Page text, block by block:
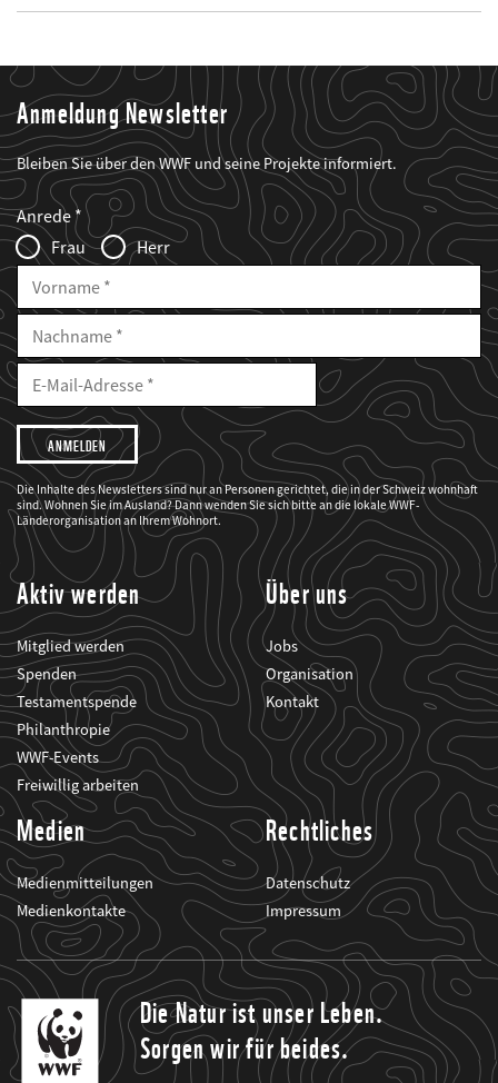
Anmeldung Newsletter
Bleiben Sie über den WWF und seine Projekte informiert.
Web2Case
Infofelder
Fieldset
anrede_name
Anrede
Frau
Herr
Vorname
Nachname
E-
Mailadresse
E-
Adresse
Ich
möchte,
dass
der
WWF
mich
über
seine
Projekte
informiert.
Die Inhalte des Newsletters sind nur an Personen gerichtet, die in der Schweiz wohnhaft
sind. Wohnen Sie im Ausland? Dann wenden Sie sich bitte an die lokale WWF-
Länderorganisation an Ihrem Wohnort.
Aktiv werden
Mitglied werden
Spenden
Testamentspende
Philanthropie
WWF-Events
Freiwillig arbeiten
Über uns
Jobs
Organisation
Kontakt
Medien
Medienmitteilungen
Medienkontakte
Rechtliches
Datenschutz
Impressum
Die Natur ist unser Leben.
Sorgen wir für beides.